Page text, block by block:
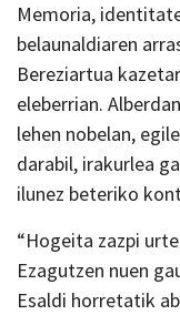
Memoria,
belaunaldiaren
Bereziartua
eleberrian.
lehen nobelan,
darabil, irakurlea
ilunez beteriko
“Hogeita zazpi
Ezagutzen nuen
Esaldi horretatik